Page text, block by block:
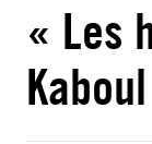
« Les